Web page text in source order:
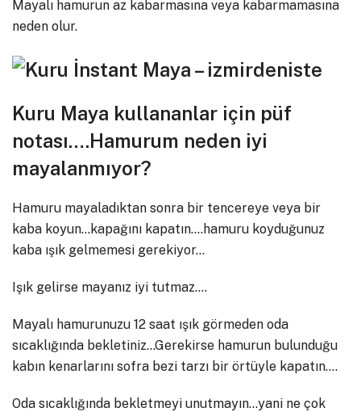
Mayalı hamurun az kabarmasına veya kabarmamasına
neden olur.
Kuru Maya kullananlar için püf
notası….Hamurum neden iyi
mayalanmıyor?
Hamuru mayaladıktan sonra bir tencereye veya bir
kaba koyun…kapağını kapatın….hamuru koyduğunuz
kaba ışık gelmemesi gerekiyor…
Işık gelirse mayanız iyi tutmaz….
Mayalı hamurunuzu 12 saat ışık görmeden oda
sıcaklığında bekletiniz…Gerekirse hamurun bulunduğu
kabın kenarlarını sofra bezi tarzı bir örtüyle kapatın….
Oda sıcaklığında bekletmeyi unutmayın…yani ne çok